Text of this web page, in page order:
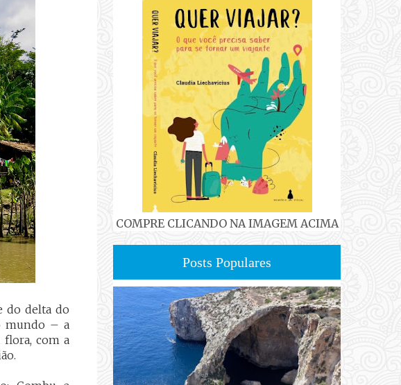
do delta do
mundo – a
flora, com a
COMPRE CLICANDO NA IMAGEM ACIMA
Posts Populares